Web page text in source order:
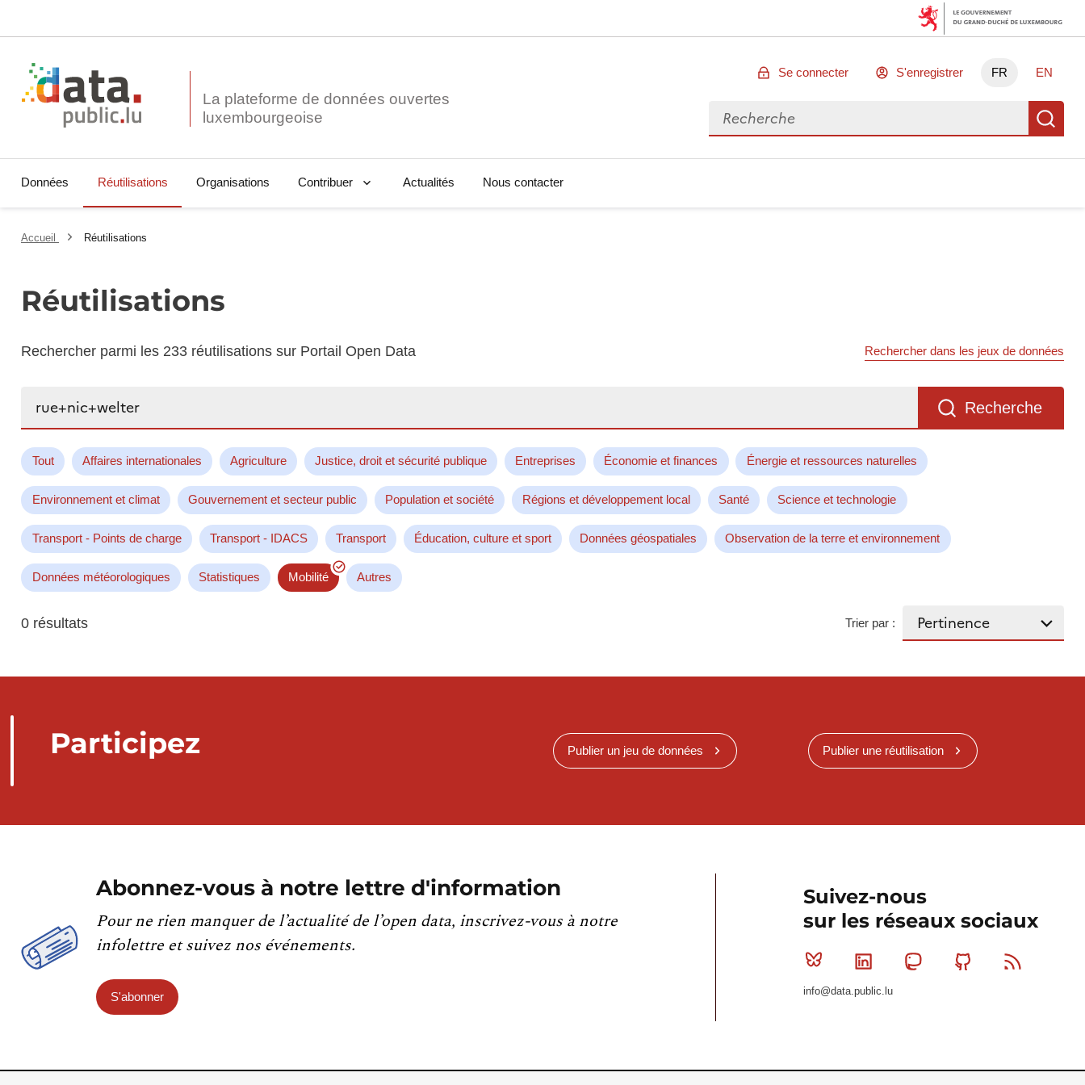
La plateforme de données ouvertes
Se connecter S'enregistrer FR EN
Rechercher des données
Données Réutilisations Organisations Contribuer Actualités Nous contacter
Accueil Réutilisations
Réutilisations
Rechercher parmi les 233 réutilisations sur Portail Open Data Rechercher dans les jeux de données
Recherche
Tout Affaires internationales Agriculture Justice, droit et sécurité publique Entreprises Économie et finances Énergie et ressources naturelles
Environnement et climat Gouvernement et secteur public Population et société Régions et développement local Santé Science et technologie
Transport - Points de charge Transport - IDACS Transport Éducation, culture et sport Données géospatiales Observation de la terre et environnement
Données météorologiques Statistiques Mobilité Autres
0 résultats Trier par :
Participez Publier un jeu de données Publier une réutilisation
Abonnez-vous à notre lettre d'information
Pour ne rien manquer de l’actualité de l’open data, inscrivez-vous à notre
infolettre et suivez nos événements.
S'abonner
Suivez-nous
sur les réseaux sociaux
Bluesky Linkedin MastodonGithub
info@data.public.lu